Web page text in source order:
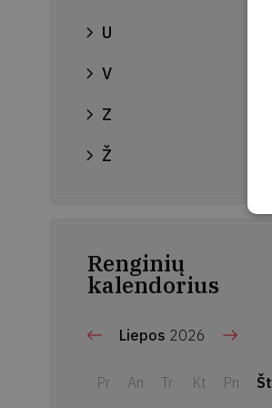
U
V
Z
Ž
Renginių
kalendorius
Liepos 2026
Pr An Tr Kt Pn Št